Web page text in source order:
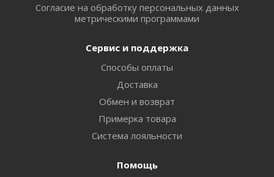
Согласие на обработку персональных данных
метрическими программами
Сервис и поддержка
Способы оплаты
Доставка
Обмен и возврат
Примерка товара
Система лояльности
Помощь